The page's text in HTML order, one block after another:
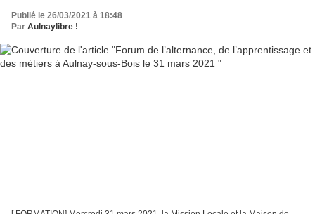
Publié le 26/03/2021 à 18:48
Par Aulnaylibre !